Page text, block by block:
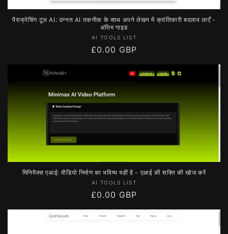
पैराफ्रेसिंग टूल AI: उन्नत AI तकनीक के साथ अपने लेखन में क्रांतिकारी बदलाव लाएँ -
अंतिम गाइड
विक्रेता:
AI TOOLS LIST
नियमित
£0.00 GBP
मिनिमैक्स एआई: वीडियो निर्माण का भविष्य यहीं है - एआई की शक्ति की खोज करें
विक्रेता:
AI TOOLS LIST
नियमित
£0.00 GBP